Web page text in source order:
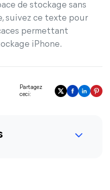
de stockage sans
suivez ce texte pour
permettant
iPhone.
Partagez
ceci: